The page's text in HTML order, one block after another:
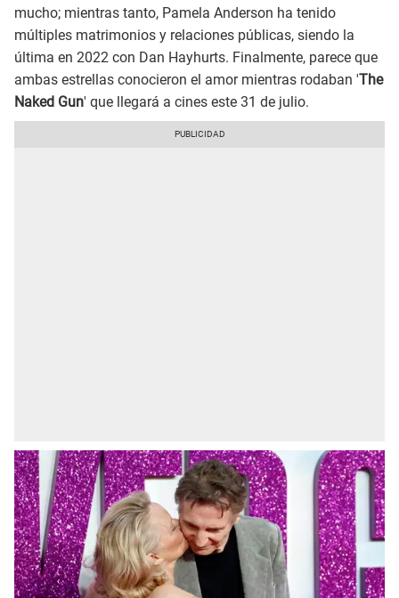
mucho; mientras tanto, Pamela Anderson ha tenido
múltiples matrimonios y relaciones públicas, siendo la
última en 2022 con Dan Hayhurts. Finalmente, parece que
ambas estrellas conocieron el amor mientras rodaban 'The
Naked Gun' que llegará a cines este 31 de julio.